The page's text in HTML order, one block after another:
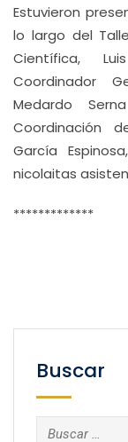
Estuvieron
lo largo del
Científica,
Coordinador
Medardo
Coordinación
García
nicolaitas
*************
Buscar
Buscar: